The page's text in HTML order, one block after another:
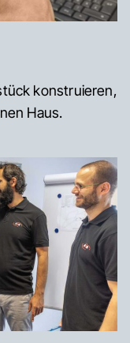
konstruieren,
Haus.